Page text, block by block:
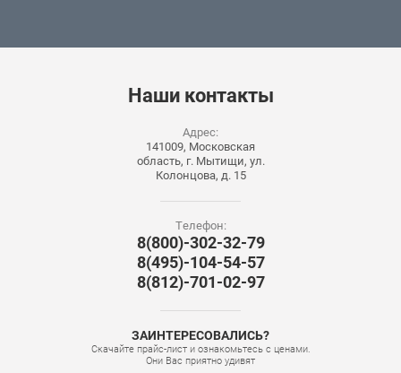
Наши контакты
Адрес:
141009, Московская
область, г. Мытищи, ул.
Колонцова, д. 15
Телефон:
8(800)-302-32-79
8(495)-104-54-57
8(812)-701-02-97
ЗАИНТЕРЕСОВАЛИСЬ?
Скачайте прайс-лист и ознакомьтесь с ценами.
Они Вас приятно удивят